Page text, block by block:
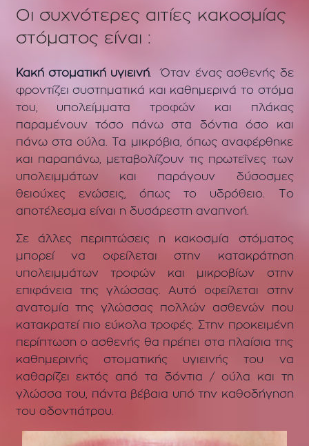
Οι συχνότερες αιτίες κακοσμίας
στόματος είναι :
Κακή στοματική υγιεινή. Όταν ένας ασθενής δε
φροντίζει συστηματικά και καθημερινά το στόμα
του, υπολείμματα τροφών και πλάκας
παραμένουν τόσο πάνω στα δόντια όσο και
πάνω στα ούλα. Τα μικρόβια, όπως αναφέρθηκε
και παραπάνω, μεταβολίζουν τις πρωτεΐνες των
υπολειμμάτων και παράγουν δύσοσμες
θειούχες ενώσεις, όπως το υδρόθειο. Το
αποτέλεσμα είναι η δυσάρεστη αναπνοή.
Σε άλλες περιπτώσεις η κακοσμία στόματος
μπορεί να οφείλεται στην κατακράτηση
υπολειμμάτων τροφών και μικροβίων στην
επιφάνεια της γλώσσας. Αυτό οφείλεται στην
ανατομία της γλώσσας πολλών ασθενών που
κατακρατεί πιο εύκολα τροφές. Στην προκειμένη
περίπτωση ο ασθενής θα πρέπει στα πλαίσια της
καθημερινής στοματικής υγιεινής του να
καθαρίζει εκτός από τα δόντια / ούλα και τη
γλώσσα του, πάντα βέβαια υπό την καθοδήγηση
του οδοντιάτρου.